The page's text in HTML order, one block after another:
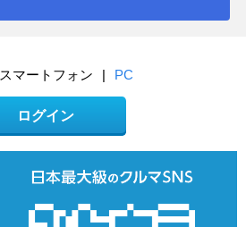
スマートフォン | PC
ログイン